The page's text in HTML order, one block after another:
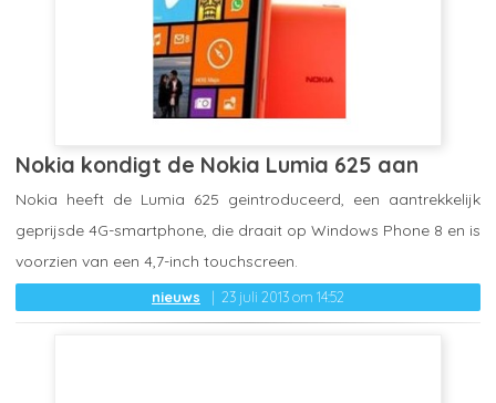
Nokia kondigt de Nokia Lumia 625 aan
nieuws 23 juli 2013 om 14:52
Nokia heeft de Lumia 625 geintroduceerd, een aantrekkelijk
geprijsde 4G-smartphone, die draait op Windows Phone 8 en is
voorzien van een 4,7-inch touchscreen.